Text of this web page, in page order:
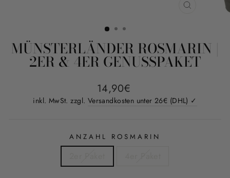
MÜNSTERLÄNDER ROSMARIN |
2ER & 4ER GENUSSPAKET
Normaler
Preis
14,90€
inkl. MwSt. zzgl. Versandkosten unter 26€ (DHL) ✓
ANZAHL ROSMARIN